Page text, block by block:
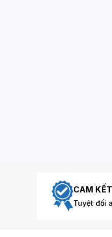
CAM
Tuyệt đối